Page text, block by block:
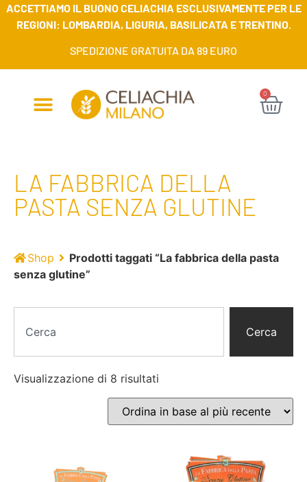
ACCETTIAMO IL BUONO CELIACHIA ESCLUSIVAMENTE PER LE
REGIONI: LOMBARDIA, LIGURIA, BASILICATA E TRENTINO.
SPEDIZIONE GRATUITA DA 89 EURO
0
LA FABBRICA DELLA
PASTA SENZA GLUTINE
Shop
Prodotti taggati “La fabbrica della pasta
senza glutine”
Cerca
Visualizzazione di 8 risultati